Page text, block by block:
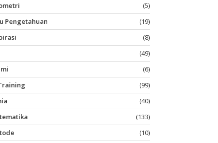
(5)
Pengetahuan
(19)
(8)
(49)
(6)
(99)
(40)
(133)
(10)